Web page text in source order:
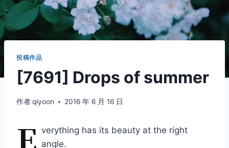
投稿作品
[7691] Drops of summer
作者qiyoon 2016 年 6 月 16 日
E verything has its beauty at the right
angle.